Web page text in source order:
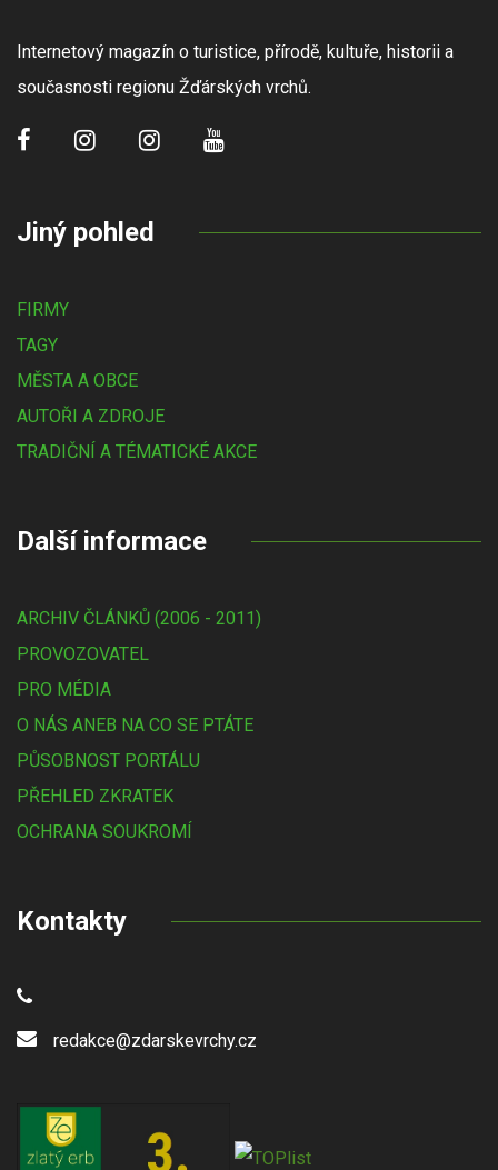
Internetový magazín o turistice, přírodě, kultuře, historii a
současnosti regionu Žďárských vrchů.
Jiný pohled
FIRMY
TAGY
MĚSTA A OBCE
AUTOŘI A ZDROJE
TRADIČNÍ A TÉMATICKÉ AKCE
Další informace
ARCHIV ČLÁNKŮ (2006 - 2011)
PROVOZOVATEL
PRO MÉDIA
O NÁS ANEB NA CO SE PTÁTE
PŮSOBNOST PORTÁLU
PŘEHLED ZKRATEK
OCHRANA SOUKROMÍ
Kontakty
redakce@zdarskevrchy.cz